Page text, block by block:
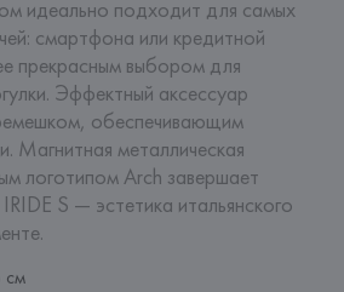
идеально подходит для самых
смартфона или кредитной
прекрасным выбором для
Эффектный аксессуар
обеспечивающим
Магнитная металлическая
логотипом Arch завершает
S — эстетика итальянского
см